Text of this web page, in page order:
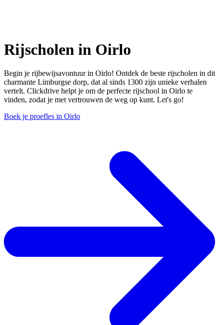
Rijscholen in Oirlo
Begin je rijbewijsavontuur in Oirlo! Ontdek de beste rijscholen in dit
charmante Limburgse dorp, dat al sinds 1300 zijn unieke verhalen
vertelt. Clickdrive helpt je om de perfecte rijschool in Oirlo te
vinden, zodat je met vertrouwen de weg op kunt. Let's go!
Boek je proefles in Oirlo